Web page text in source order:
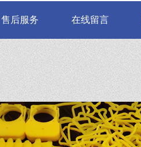
售后服务 在线留言